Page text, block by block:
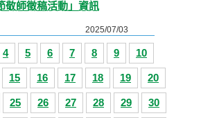
敬師徵稿活動」資訊
2025/07/03
4 5 6 7 8 9 10
15 16 17 18 19 20
25 26 27 28 29 30